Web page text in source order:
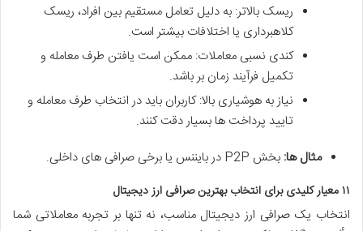
ریسک بالاتر: به دلیل تعامل مستقیم بین افراد، ریسک
کلاهبرداری یا اختلافات بیشتر است.
کندی نسبی معاملات: ممکن است یافتن طرف معامله و
تکمیل فرآیند زمان بر باشد.
نیاز به هوشیاری بالا: کاربران باید در انتخاب طرف معامله و
تایید پرداخت ها بسیار دقت کنند.
مثال ها: بخش P2P در بایننس یا برخی صرافی های داخلی.
۱۱ معیار کلیدی برای انتخاب بهترین صرافی ارز دیجیتال
انتخاب یک صرافی ارز دیجیتال مناسب، نه تنها بر تجربه معاملاتی شما